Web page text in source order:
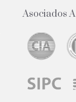
Asociados A